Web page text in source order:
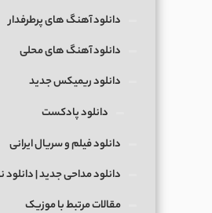
دانلود آهنگ های پرطرفدار
دانلود آهنگ های محلی
دانلود ریمیکس جدید
دانلود پادکست
دانلود فیلم و سریال ایرانی
دانلود مداحی جدید | دانلود
مقالات مرتبط با موزیک